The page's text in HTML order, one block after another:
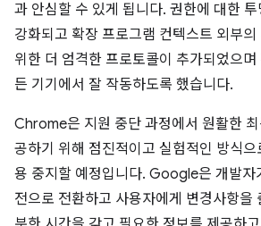
과 안심할 수 있게 됩니다. 권한에 대한 투
강화되고 확장 프로그램 컨텍스트 외부의
위한 더 엄격한 프로토콜이 추가되었으
든 기기에서 잘 작동하도록 했습니다.
Chrome은 지원 중단 과정에서 원활한 최
공하기 위해 점진적이고 실험적인 방식
용 중지할 예정입니다. Google은 개발자
전으로 전환하고 사용자에게 변경사항을